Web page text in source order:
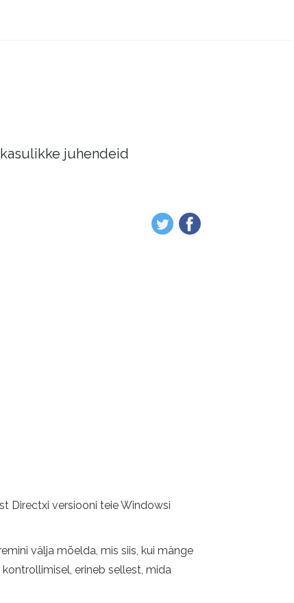
juhendeid
Directxi versiooni teie Windowsi
välja mõelda, mis siis, kui mänge
erineb sellest, mida